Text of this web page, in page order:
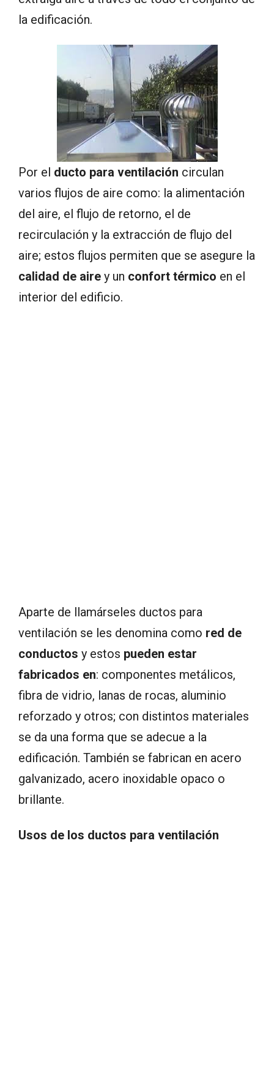
la edificación.
Por el ducto para ventilación circulan
varios flujos de aire como: la alimentación
del aire, el flujo de retorno, el de
recirculación y la extracción de flujo del
aire; estos flujos permiten que se asegure la
calidad de aire y un confort térmico en el
interior del edificio.
Aparte de llamárseles ductos para
ventilación se les denomina como red de
conductos y estos pueden estar
fabricados en: componentes metálicos,
fibra de vidrio, lanas de rocas, aluminio
reforzado y otros; con distintos materiales
se da una forma que se adecue a la
edificación. También se fabrican en acero
galvanizado, acero inoxidable opaco o
brillante.
Usos de los ductos para ventilación